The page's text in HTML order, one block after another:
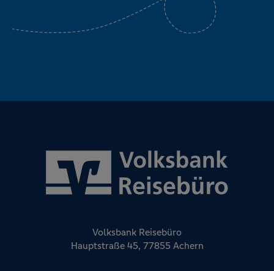
Volksbank Reisebüro
Hauptstraße 45, 77855 Achern